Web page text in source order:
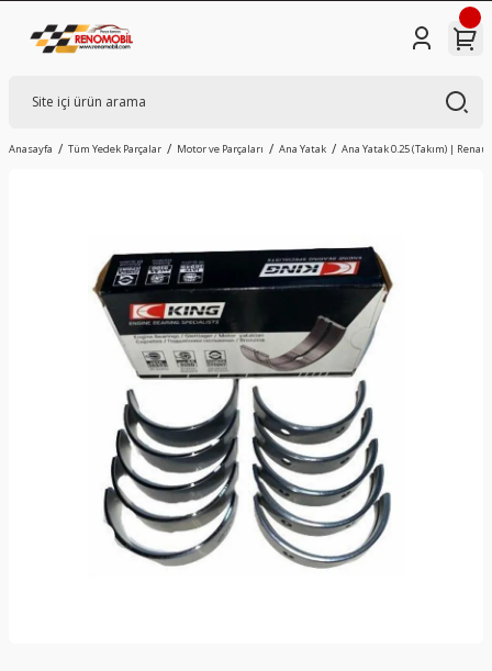
Anasayfa Tüm Yedek Parçalar Motor ve Parçaları Ana Yatak Ana Yatak 0.25 (Takım) |